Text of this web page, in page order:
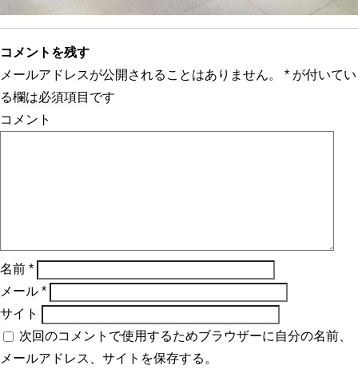
コメントを残す
メールアドレスが公開されることはありません。
* が付いてい
る欄は必須項目です
コメント
名前 *
メール *
サイト
次回のコメントで使用するためブラウザーに自分の名前、
メールアドレス、サイトを保存する。